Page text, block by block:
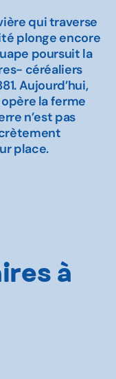
qui traverse
plonge encore
poursuit la
céréaliers
Aujourd’hui,
la ferme
n’est pas
place.
à